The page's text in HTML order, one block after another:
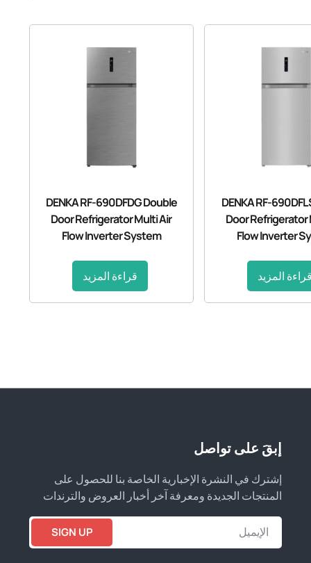
DENKA RF-
Door Refrigerator
Flow Inverter
قراءة المزيد
DENKA RF-690DFDG Double
Door Refrigerator Multi Air
Flow Inverter System
قراءة المزيد
إبقَ على تواصل
إشترك في النشرة الإخبارية الخاصة بنا للحصول على
المنتجات الجديدة ومعرفة آخر أخبار العروض والترندات
SIGN UP